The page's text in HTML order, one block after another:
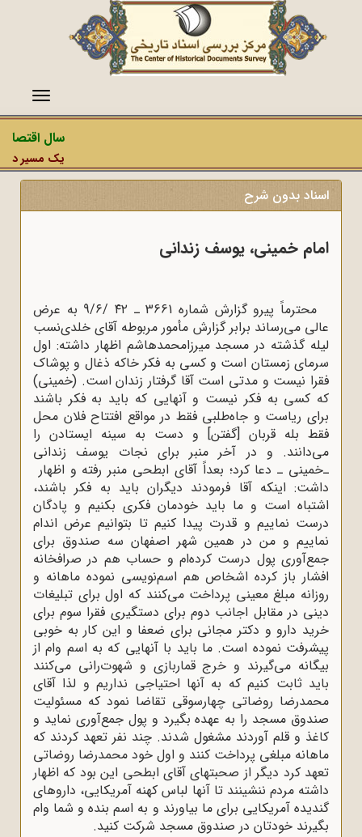
منو
سال
یک مسیر
اسناد بدون شرح
امام خمینی، یوسف زندانى
محترماً پیرو گزارش شماره 3661 ـ ۴۲ /9/۶ به عرض
عالى مى‌رساند برابر گزارش مأمور مربوطه آقاى خلدى‌نسب
لیله گذشته در مسجد میرزامحمدهاشم اظهار داشته: اول
سرماى زمستان است و کسى به فکر خاکه ذغال و پوشاک
فقرا نیست و مدتى است آقا گرفتار زندان است. (خمینى)
که کسى به فکر نیست و آنهایى که باید به فکر باشند
براى ریاست و جاه‌طلبى فقط در مواقع افتتاح فلان محل
فقط بله قربان [گفتن] و دست به سینه ایستادن را
مى‌‌دانند. و در آخر منبر براى نجات یوسف زندانى
ـ
داشت: اینکه آقا فرمودند دیگران باید به فکر باشند،
اشتباه است و ما باید خودمان فکرى بکنیم و پادگان
درست نماییم و قدرت پیدا کنیم تا بتوانیم عرض‌ اندام
نماییم و من در همین شهر اصفهان سه صندوق براى
جمع‌آورى پول درست کرده‌ام و حساب هم در صرافخانه
افشار باز کرده اشخاص هم اسم‌نویسى نموده ماهانه و
روزانه مبلغ معینى پرداخت مى‌‌کنند که اول براى تبلیغات
دینى در مقابل اجانب دوم براى دستگیرى فقرا سوم براى
خرید دارو و دکتر مجانى براى ضعفا و این کار به خوبى
پیشرفت نموده است. ما باید با آنهایى که به اسم وام از
بیگانه مى‌‌گیرند و خرج قماربازى و شهوت‌رانى مى‌‌کنند
باید ثابت کنیم که به آنها احتیاجى نداریم و لذا آقاى
محمدرضا روضاتى چهارسوقى تقاضا نمود که مسئولیت
صندوق مسجد را به عهده بگیرد و پول جمع‌آورى نماید و
کاغذ و قلم آوردند مشغول شدند. چند نفر تعهد کردند که
ماهانه مبلغى پرداخت کنند و اول خود محمدرضا روضاتى
تعهد کرد دیگر از صحبتهاى آقاى ابطحى این بود که اظهار
داشته مردم ننشینند تا آنها لباس کهنه آمریکایى، داروهاى
گندیده آمریکایى براى ما بیاورند و به اسم بنده و شما وام
بگیرند خودتان در صندوق مسجد شرکت کنید.